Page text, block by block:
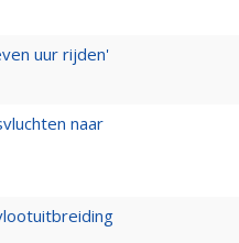
uur rijden'
naar